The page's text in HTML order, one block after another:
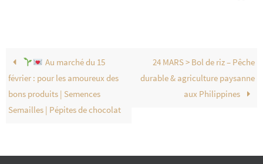
Au marché du 15
février : pour les amoureux des
bons produits | Semences
Semailles | Pépites de chocolat
24 MARS > Bol de riz – Pêche
durable & agriculture paysanne
aux Philippines